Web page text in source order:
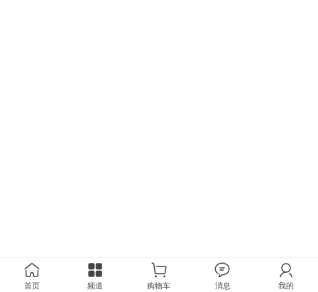
首页 频道 购物车 消息 我的